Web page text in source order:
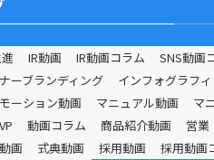
IR動画 IR動画コラム SNS動画
ーブランディング
インフォグラフ
ーション動画
マニュアル動画 マ
動画コラム 商品紹介動画 営業
画
式典動画 採用動画 採用動画